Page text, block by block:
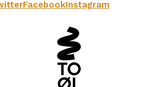
FacebookInstagram